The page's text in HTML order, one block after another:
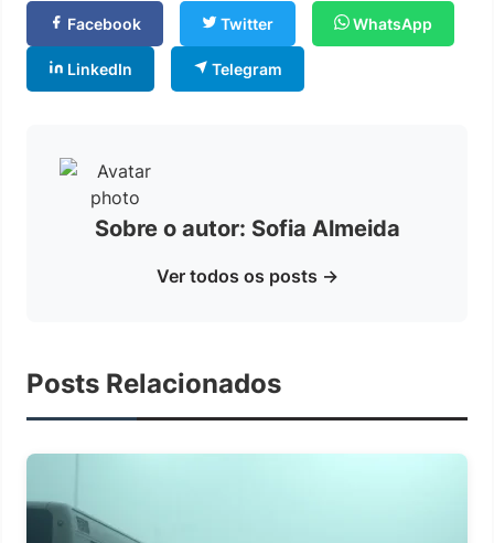
Facebook Twitter WhatsApp
LinkedIn Telegram
Sobre o autor: Sofia Almeida
Ver todos os posts →
Posts Relacionados